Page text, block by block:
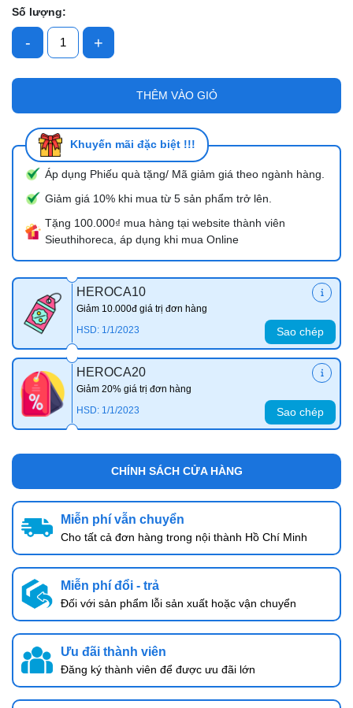
Số lượng:
- +
THÊM VÀO GIỎ
Khuyến mãi đặc biệt !!!
Áp dụng Phiếu quà tặng/ Mã giảm giá theo ngành hàng.
Giảm giá 10% khi mua từ 5 sản phẩm trở lên.
Tặng 100.000₫ mua hàng tại website thành viên
Sieuthihoreca, áp dụng khi mua Online
HEROCA10
Giảm 10.000đ giá trị đơn hàng
HSD: 1/1/2023
Sao chép
HEROCA20
Giảm 20% giá trị đơn hàng
HSD: 1/1/2023
Sao chép
CHÍNH SÁCH CỬA HÀNG
Miễn phí vẫn chuyển
Cho tất cả đơn hàng trong nội thành Hồ Chí Minh
Miễn phí đổi - trả
Đối với sản phẩm lỗi sản xuất hoặc vận chuyển
Ưu đãi thành viên
Đăng ký thành viên để được ưu đãi lớn